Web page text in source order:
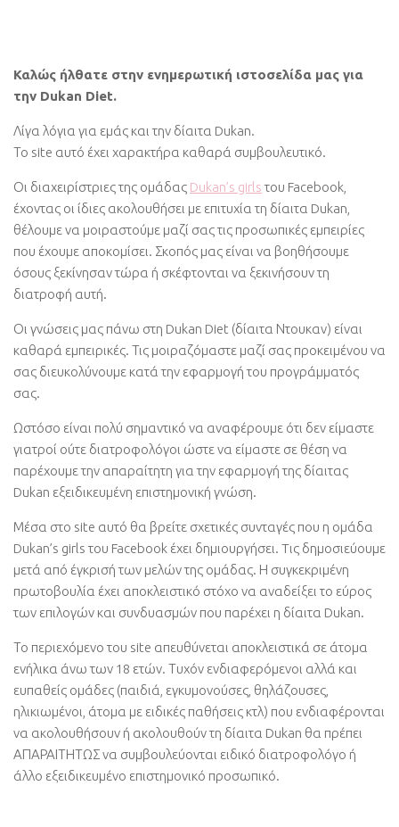
Καλώς ήλθατε στην ενημερωτική ιστοσελίδα μας για
την Dukan Diet.
Λίγα λόγια για εμάς και την δίαιτα Dukan.
Το site αυτό έχει χαρακτήρα καθαρά συμβουλευτικό.
Οι διαχειρίστριες της ομάδας Dukan’s girlsτου Facebook,
έχοντας οι ίδιες ακολουθήσει με επιτυχία τη δίαιτα Dukan,
θέλουμε να μοιραστούμε μαζί σας τις προσωπικές εμπειρίες
που έχουμε αποκομίσει. Σκοπός μας είναι να βοηθήσουμε
όσους ξεκίνησαν τώρα ή σκέφτονται να ξεκινήσουν τη
διατροφή αυτή.
Οι γνώσεις μας πάνω στη Dukan Diet (δίαιτα Ντουκαν) είναι
καθαρά εμπειρικές. Τις μοιραζόμαστε μαζί σας προκειμένου να
σας διευκολύνουμε κατά την εφαρμογή του προγράμματός
σας.
Ωστόσο είναι πολύ σημαντικό να αναφέρουμε ότι δεν είμαστε
γιατροί ούτε διατροφολόγοι ώστε να είμαστε σε θέση να
παρέχουμε την απαραίτητη για την εφαρμογή της δίαιτας
Dukan εξειδικευμένη επιστημονική γνώση.
Μέσα στο site αυτό θα βρείτε σχετικές συνταγές που η ομάδα
Dukan’s girls του Facebook έχει δημιουργήσει. Tις δημοσιεύουμε
μετά από έγκρισή των μελών της ομάδας. Η συγκεκριμένη
πρωτοβουλία έχει αποκλειστικό στόχο να αναδείξει το εύρος
των επιλογών και συνδυασμών που παρέχει η δίαιτα Dukan.
Το περιεχόμενο του site απευθύνεται αποκλειστικά σε άτομα
ενήλικα άνω των 18 ετών. Τυχόν ενδιαφερόμενοι αλλά και
ευπαθείς ομάδες (παιδιά, εγκυμονούσες, θηλάζουσες,
ηλικιωμένοι, άτομα με ειδικές παθήσεις κτλ) που ενδιαφέρονται
να ακολουθήσουν ή ακολουθούν τη δίαιτα Dukan θα πρέπει
ΑΠΑΡΑΙΤΗΤΩΣ να συμβουλεύονται ειδικό διατροφολόγο ή
άλλο εξειδικευμένο επιστημονικό προσωπικό.